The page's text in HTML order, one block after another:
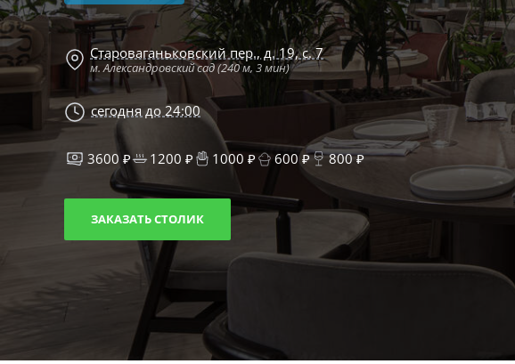
Староваганьковский пер., д. 19, с. 7
м. Александровский сад (240 м, 3 мин)
сегодня до 24:00
3600 ₽ 1200 ₽ 1000 ₽ 600 ₽ 800 ₽
ЗАКАЗАТЬ СТОЛИК